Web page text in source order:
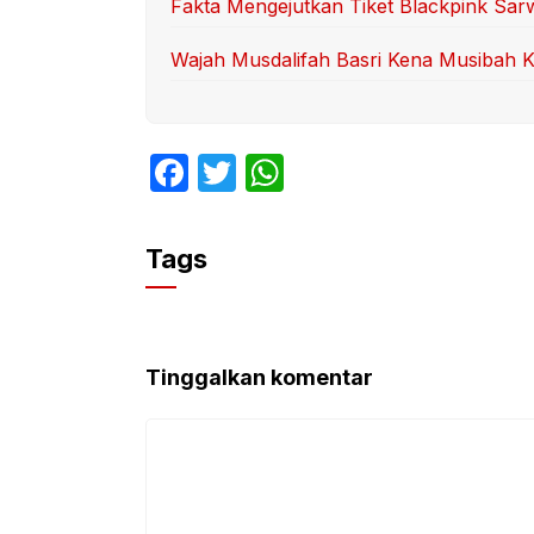
Fakta Mengejutkan Tiket Blackpink
Wajah Musdalifah Basri Kena Musibah
F
c
e
o
o
T
p
p
Tags
Tinggalkan komentar